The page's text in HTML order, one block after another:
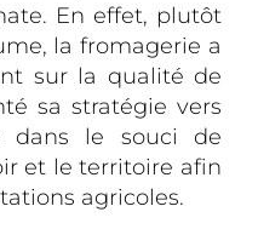
En effet, plutôt
la fromagerie a
sur la qualité de
sa stratégie vers
dans le souci de
et le territoire afin
agricoles.